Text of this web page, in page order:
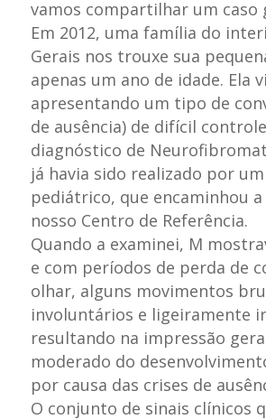
vamos compartilhar um caso
Em 2012, uma família do
Gerais nos trouxe sua
apenas um ano de idade. Ela
apresentando um tipo de
de ausência) de difícil
diagnóstico de
já havia sido realizado por
pediátrico, que encaminhou
nosso Centro de Referência.
Quando a examinei, M
e com períodos de perda de
olhar, alguns movimentos
involuntários e ligeiramente
resultando na impressão
moderado do
por causa das crises de
O conjunto de sinais clínicos